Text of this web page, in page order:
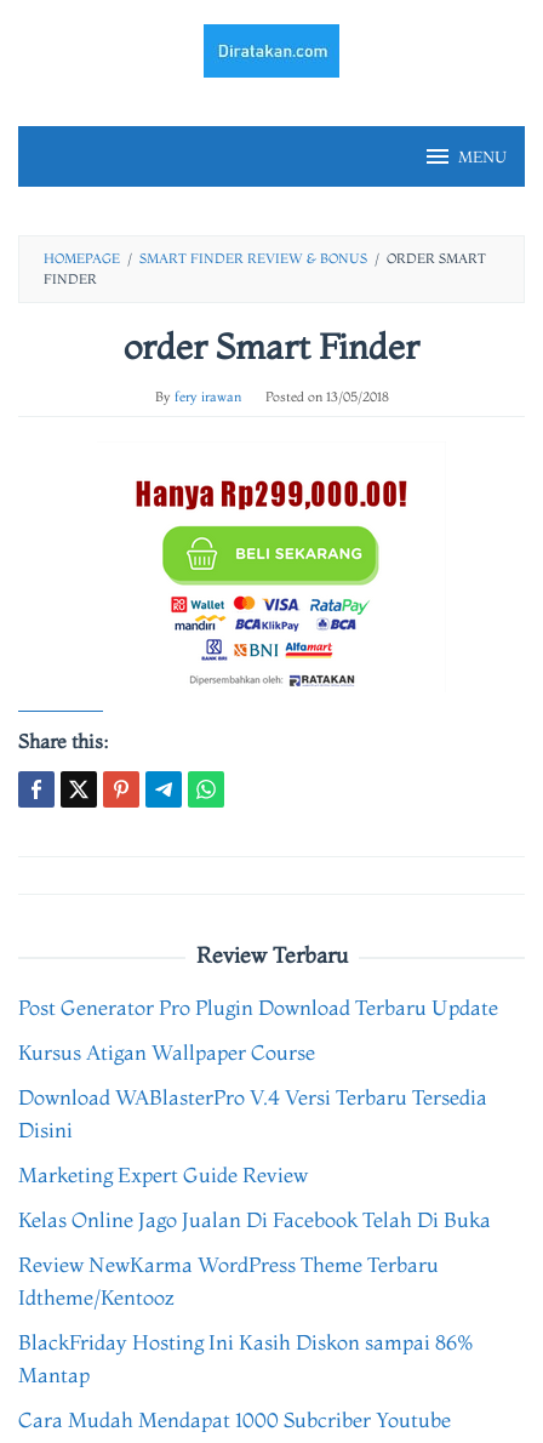
MENU
HOMEPAGE / SMART FINDER REVIEW & BONUS / ORDER SMART
FINDER
order Smart Finder
By fery irawan Posted on 13/05/2018
Share this:
Review Terbaru
Post Generator Pro Plugin Download Terbaru Update
Kursus Atigan Wallpaper Course
Download WABlasterPro V.4 Versi Terbaru Tersedia
Disini
Marketing Expert Guide Review
Kelas Online Jago Jualan Di Facebook Telah Di Buka
Review NewKarma WordPress Theme Terbaru
Idtheme/Kentooz
BlackFriday Hosting Ini Kasih Diskon sampai 86%
Mantap
Cara Mudah Mendapat 1000 Subcriber Youtube